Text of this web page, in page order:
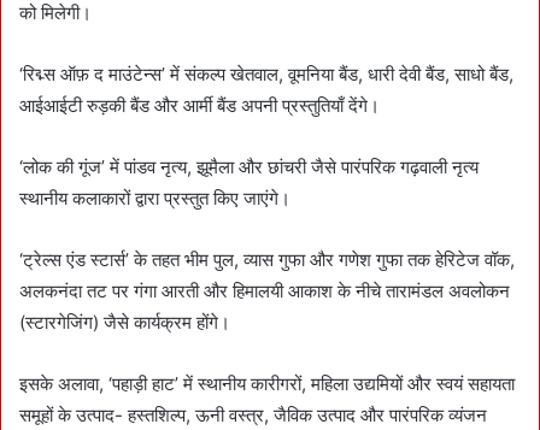
को मिलेगी।
‘रिद्म्स ऑफ़ द माउंटेन्स’ में संकल्प खेतवाल, वूमनिया बैंड, धारी देवी बैंड, साधो बैंड,
आईआईटी रुड़की बैंड और आर्मी बैंड अपनी प्रस्तुतियाँ देंगे।
‘लोक की गूंज’ में पांडव नृत्य, झूमैला और छांचरी जैसे पारंपरिक गढ़वाली नृत्य
स्थानीय कलाकारों द्वारा प्रस्तुत किए जाएंगे।
‘ट्रेल्स एंड स्टार्स’ के तहत भीम पुल, व्यास गुफा और गणेश गुफा तक हेरिटेज वॉक,
अलकनंदा तट पर गंगा आरती और हिमालयी आकाश के नीचे तारामंडल अवलोकन
(स्टारगेजिंग) जैसे कार्यक्रम होंगे।
इसके अलावा, ‘पहाड़ी हाट’ में स्थानीय कारीगरों, महिला उद्यमियों और स्वयं सहायता
समूहों के उत्पाद- हस्तशिल्प, ऊनी वस्त्र, जैविक उत्पाद और पारंपरिक व्यंजन